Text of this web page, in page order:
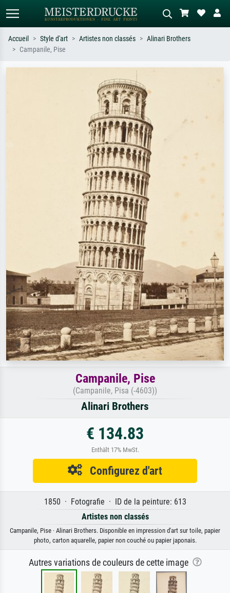
impressionnisme, vague de Hokusai,
abstrait avec beaucoup de rouge,
tableau sombre, nu debout près d'un
Accueil Style d'art Artistes non classés
Alinari Brothers
Campanile, Pise
Campanile, Pise
(Campanile, Pisa (-4603))
Alinari Brothers
€ 134.83
Enthält 17% MwSt.
Configurez d'art
1850 · Fotografie · ID de la peinture: 613
Artistes non classés
Campanile, Pise · Alinari Brothers. Disponible en impression d'art sur toile, papier
photo, carton aquarelle, papier non couché ou papier japonais.
Autres variations de couleurs de cette image